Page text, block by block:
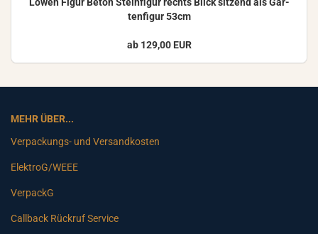
Löwen Figur Beton Stein­fi­gur rechts Blick sit­zend als Gar­
ten­fi­gur 53cm
ab 129,00 EUR
MEHR ÜBER...
Verpackungs- und Versandkosten
ElektroG/WEEE
VerpackG
Callback Rückruf Service